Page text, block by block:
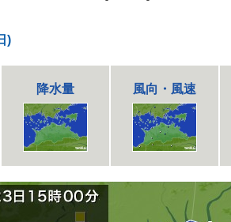
)
降水量 風向・風速